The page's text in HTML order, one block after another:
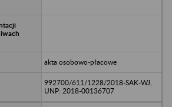
akta osobowo-płacowe
992700/611/1228/2018-SAK-WJ,
UNP: 2018-00136707